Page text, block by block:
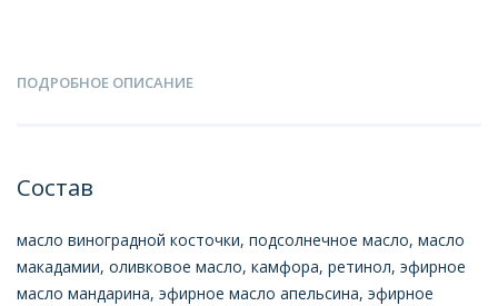
ПОДРОБНОЕ ОПИСАНИЕ
Состав
масло виноградной косточки, подсолнечное масло, масло
макадамии, оливковое масло, камфора, ретинол, эфирное
масло мандарина, эфирное масло апельсина, эфирное